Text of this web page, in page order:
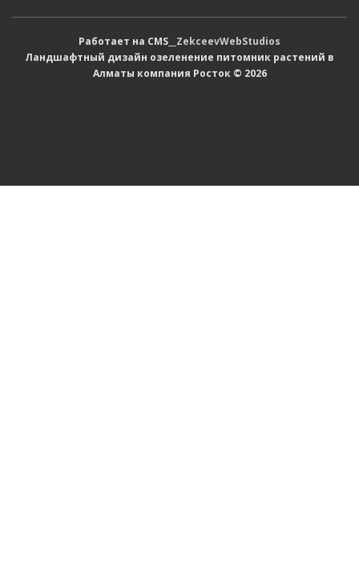
Работает на CMS__ ZekceevWebStudios
Ландшафтный дизайн озеленение питомник растений в
Алматы компания Росток © 2026